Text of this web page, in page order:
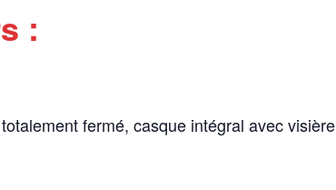
:
fermé, casque intégral avec visière